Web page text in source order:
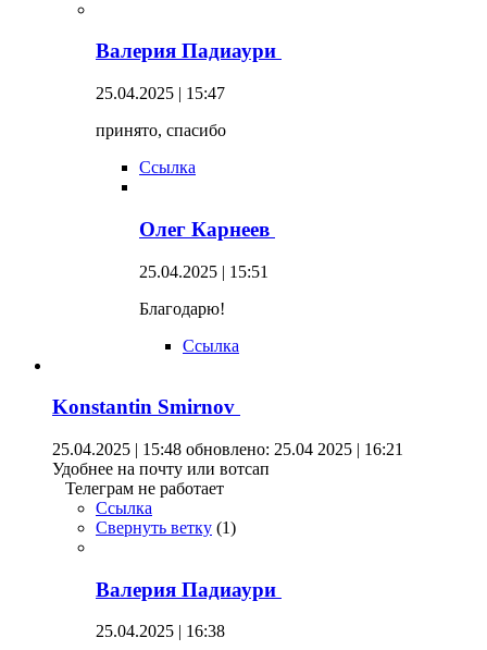
Валерия Падиаури
25.04.2025 | 15:47
принято, спасибо
Ссылка
Олег Карнеев
25.04.2025 | 15:51
Благодарю!
Ссылка
Konstantin Smirnov
25.04.2025 | 15:48 обновлено: 25.04 2025 | 16:21
Удобнее на почту или вотсап
Телеграм не работает
Ссылка
Свернуть ветку (1)
Валерия Падиаури
25.04.2025 | 16:38